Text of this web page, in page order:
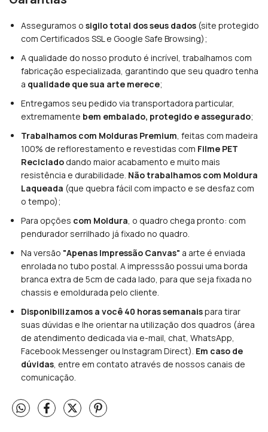
Asseguramos o sigilo total dos seus dados (site protegido
com Certificados SSL e Google Safe Browsing);
A qualidade do nosso produto é incrível, trabalhamos com
fabricação especializada, garantindo que seu quadro tenha
a qualidade que sua arte merece;
Entregamos seu pedido via transportadora particular,
extremamente bem embalado, protegido e assegurado;
Trabalhamos com Molduras Premium, feitas com madeira
100% de reflorestamento e revestidas com Filme PET
Reciclado dando maior acabamento e muito mais
resistência e durabilidade. Não trabalhamos com Moldura
Laqueada (que quebra fácil com impacto e se desfaz com
o tempo);
Para opções com Moldura, o quadro chega pronto: com
pendurador serrilhado já fixado no quadro.
Na versão "Apenas Impressão Canvas" a arte é enviada
enrolada no tubo postal. A impresssão possui uma borda
branca extra de 5cm de cada lado, para que seja fixada no
chassis e emoldurada pelo cliente.
Disponibilizamos a você 40 horas semanaispara tirar
suas dúvidas e lhe orientar na utilização dos quadros (área
de atendimento dedicada via e-mail, chat, WhatsApp,
Facebook Messenger ou Instagram Direct). Em caso de
dúvidas, entre em contato através de nossos canais de
comunicação.